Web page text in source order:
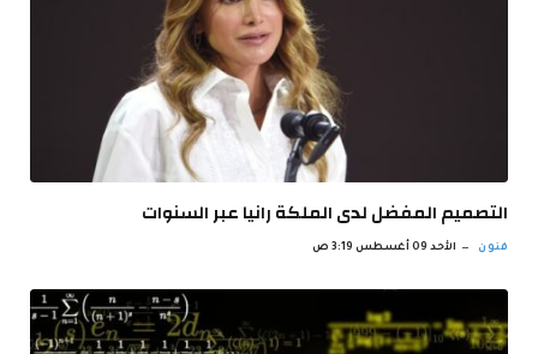
التصميم المفضل لدى الملكة رانيا عبر السنوات
فنون الأحد 09 أغسطس 3:19 ص